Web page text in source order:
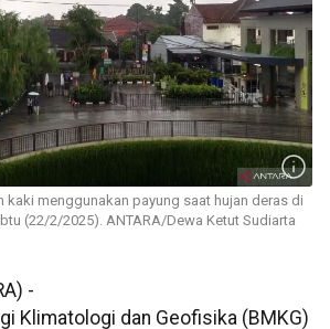
kaki menggunakan payung saat hujan deras di
(22/2/2025). ANTARA/Dewa Ketut Sudiarta
-
Klimatologi dan Geofisika (BMKG)